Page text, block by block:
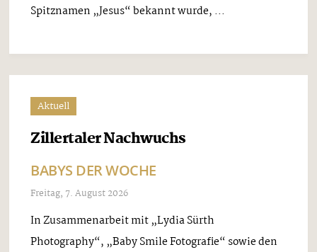
Spitznamen „Jesus“ bekannt wurde, ...
Aktuell
Zillertaler Nachwuchs
BABYS DER WOCHE
Freitag, 7. August 2026
In Zusammenarbeit mit „Lydia Sürth
Photography“, „Baby Smile Fotografie“ sowie den